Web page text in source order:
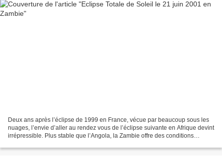
Deux ans après l’éclipse de 1999 en France, vécue par beaucoup sous les
nuages, l’envie d’aller au rendez vous de l’éclipse suivante en Afrique devint
irrépressible. Plus stable que l’Angola, la Zambie offre des conditions